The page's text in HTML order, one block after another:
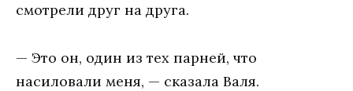
смотрели друг на друга.
— Это он, один из тех парней, что
насиловали меня, — сказала Валя.